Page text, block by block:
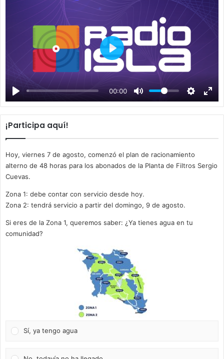
00:00
P
a
y
¡Participa aquí!
Hoy, viernes 7 de agosto, comenzó el plan de racionamiento
alterno de 48 horas para los abonados de la Planta de Filtros Sergio
Cuevas.
Zona 1: debe contar con servicio desde hoy.
Zona 2: tendrá servicio a partir del domingo, 9 de agosto.
Si eres de la Zona 1, queremos saber: ¿Ya tienes agua en tu
comunidad?
Sí, ya tengo agua